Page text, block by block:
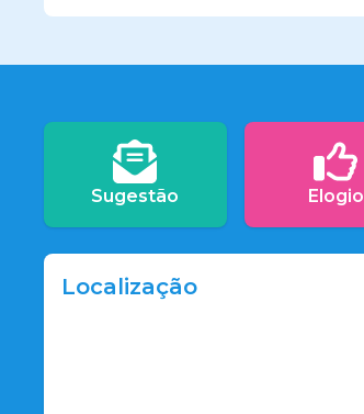
Sugestão Elogio
Localização